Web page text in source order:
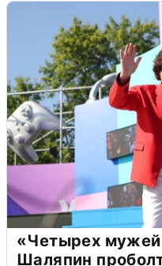
«Четырех мужей
Шаляпин